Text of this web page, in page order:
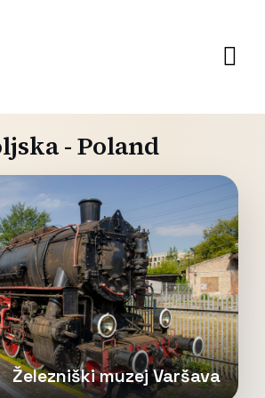
- Poland
Železniški muzej Varšava